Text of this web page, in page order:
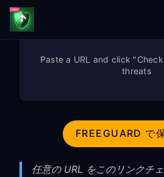
Paste a URL and click
threats
FREEGUARD で
任意の URL をこのリンクチ